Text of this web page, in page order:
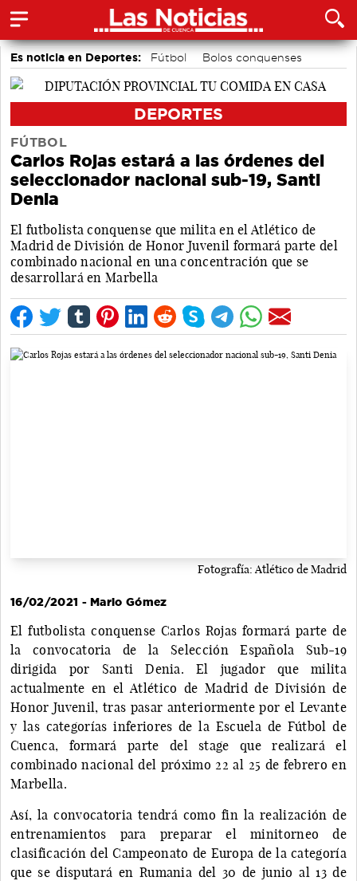
Es noticia en Deportes: Fútbol
Bolos conquenses
Bádminton
Motor
DEPORTES
FÚTBOL
Carlos Rojas estará a las órdenes del
seleccionador nacional sub-19, Santi
Denia
El futbolista conquense que milita en el Atlético de
Madrid de División de Honor Juvenil formará parte del
combinado nacional en una concentración que se
desarrollará en Marbella
Fotografía: Atlético de Madrid
16/02/2021 - Mario Gómez
El futbolista conquense Carlos Rojas formará parte de
la convocatoria de la Selección Española Sub-19
dirigida por Santi Denia. El jugador que milita
actualmente en el Atlético de Madrid de División de
Honor Juvenil, tras pasar anteriormente por el Levante
y las categorías inferiores de la Escuela de Fútbol de
Cuenca, formará parte del stage que realizará el
combinado nacional del próximo 22 al 25 de febrero en
Marbella.
Así, la convocatoria tendrá como fin la realización de
entrenamientos para preparar el minitorneo de
clasificación del Campeonato de Europa de la categoría
que se disputará en Rumania del 30 de junio al 13 de